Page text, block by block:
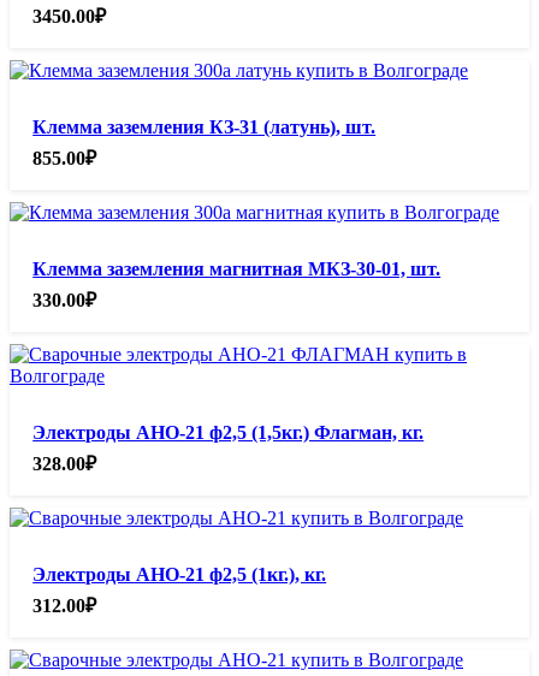
3450.00₽
Клемма заземления КЗ-31 (латунь), шт.
855.00₽
Клемма заземления магнитная МКЗ-30-01, шт.
330.00₽
Электроды АНО-21 ф2,5 (1,5кг.) Флагман, кг.
328.00₽
Электроды АНО-21 ф2,5 (1кг.), кг.
312.00₽